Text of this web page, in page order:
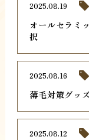
オールセラミ
択
2025.08.19
薄毛対策グッ
2025.08.16
2025.08.12